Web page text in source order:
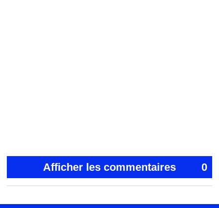
Afficher les commentaires 0